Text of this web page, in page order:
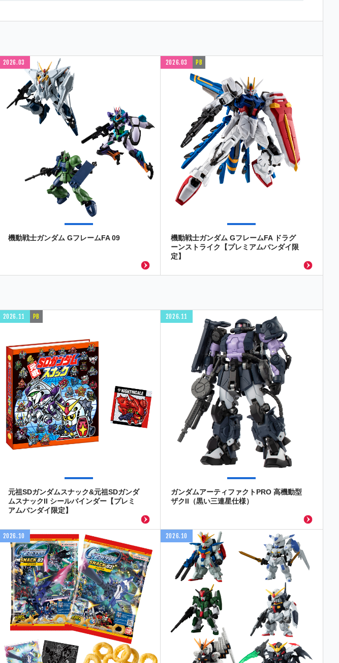
2026.03
機動戦士ガンダム GフレームFA 09
2026.03 PB
機動戦士ガンダム GフレームFA ドラグ
ーンストライク【プレミアムバンダイ限
定】
2026.11 PB
元祖SDガンダムスナック&元祖SDガンダ
ムスナックII シールバインダー【プレミ
アムバンダイ限定】
2026.11
ガンダムアーティファクトPRO 高機動型
ザクII（黒い三連星仕様）
2026.10 2026.10